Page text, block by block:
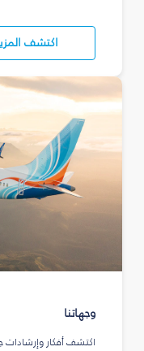
اكتشف
وجهاتنا
اكتشف أفكار وإرشادات